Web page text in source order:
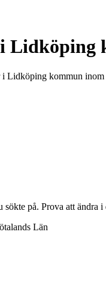
Lidköping
i Lidköping kommun
på. Prova att ändra
Län